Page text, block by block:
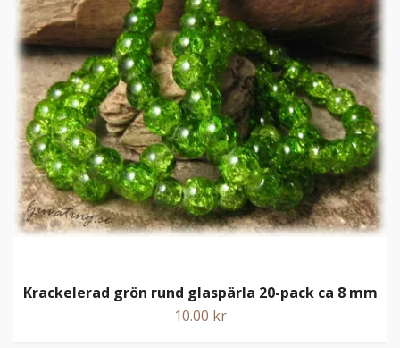
Krackelerad grön rund glaspärla 20-pack ca 8 mm
10.00 kr